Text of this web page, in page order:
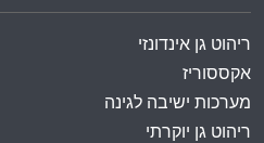
ריהוט גן אינדונזי
אקססוריז
מערכות ישיבה לגינה
ריהוט גן יוקרתי